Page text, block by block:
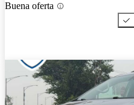
Buena oferta